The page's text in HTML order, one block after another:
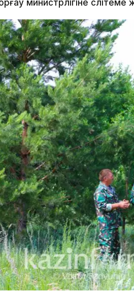
министрлігіне слітеме